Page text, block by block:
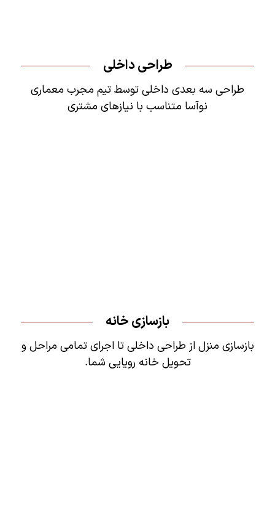
طراحی داخلی
طراحی سه بعدی داخلی توسط تیم مجرب معماری
نوآسا متناسب با نیازهای مشتری
بازسازی خانه
بازسازی منزل از طراحی داخلی تا اجرای تمامی مراحل و
تحویل خانه رویایی شما.